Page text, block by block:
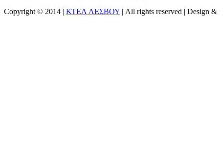
Copyright © 2014 | ΚΤΕΛ ΛΕΣΒΟΥ | All rights reserved | Design &